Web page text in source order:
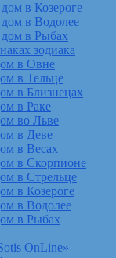
в Козероге
в Водолее
в Рыбах
зодиака
в Овне
в Тельце
в Близнецах
в Раке
во Льве
в Деве
в Весах
в Скорпионе
в Стрельце
в Козероге
в Водолее
в Рыбах
OnLine»